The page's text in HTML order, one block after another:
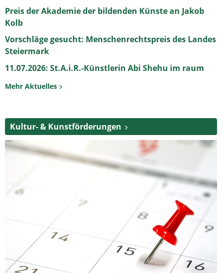
Preis der Akademie der bildenden Künste an Jakob
Kolb
Vorschläge gesucht: Menschenrechtspreis des Landes
Steiermark
11.07.2026: St.A.i.R.-Künstlerin Abi Shehu im raum
Mehr Aktuelles
Kultur- & Kunstförderungen